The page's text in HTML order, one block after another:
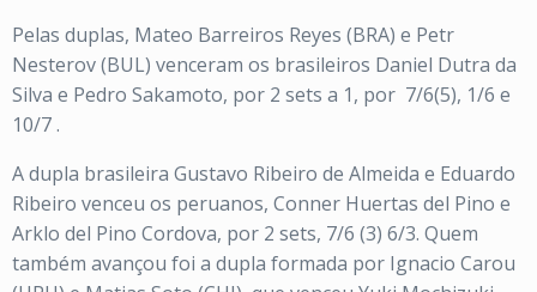
Pelas duplas, Mateo Barreiros Reyes (BRA) e Petr
Nesterov (BUL) venceram os brasileiros Daniel Dutra da
Silva e Pedro Sakamoto, por 2 sets a 1, por 7/6(5), 1/6 e
10/7 .
A dupla brasileira Gustavo Ribeiro de Almeida e Eduardo
Ribeiro venceu os peruanos, Conner Huertas del Pino e
Arklo del Pino Cordova, por 2 sets, 7/6 (3) 6/3. Quem
também avançou foi a dupla formada por Ignacio Carou